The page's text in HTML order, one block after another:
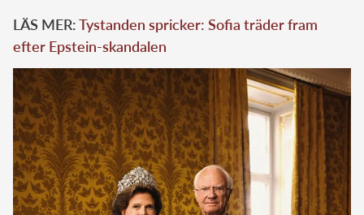
LÄS MER:Tystanden spricker: Sofia träder fram
efter Epstein-skandalen